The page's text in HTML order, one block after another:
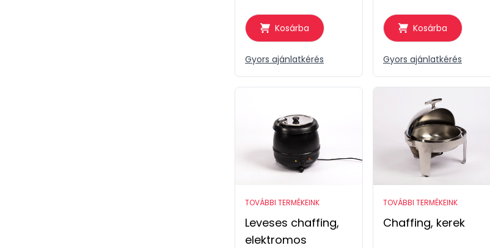
Kosárba
Gyors ajánlatkérés
Kosárba
Gyors ajánlatkérés
TOVÁBBI TERMÉKEINK
Leveses chaffing,
elektromos
TOVÁBBI TERMÉKEINK
Chaffing, kerek